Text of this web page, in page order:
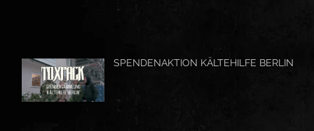
SPENDENAKTION KÄLTEHILFE BERLIN